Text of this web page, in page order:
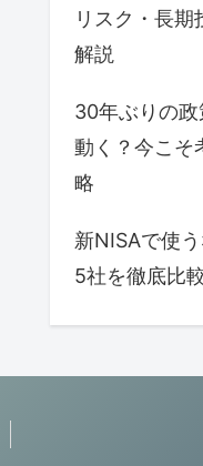
リスク・長
解説
30年ぶりの政
動く？今こそ
略
新NISAで使
5社を徹底比